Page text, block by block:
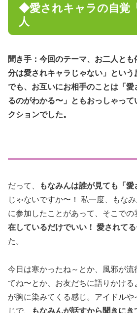
◆愛されキャラの自覚
人
聞き手：今回のテーマ、お二人とも
分は愛されキャラじゃない」という
でも、お互いにお相手のことは「
るのがわかる〜」ともおっしゃっ
クションでした。
だって、
もなみんは誰が見ても「愛
じゃないですか〜！ 私一度、もな
に参加したことがあって、そこでの
在しているだけでいい！ 愛されてる
た。
今日は寒かったね～とか、風邪が流
てね〜とか、お友だちに語りかけ
が胸に染みてくる感じ。アイドルや
じで、
もなみんが話すから聞きにき